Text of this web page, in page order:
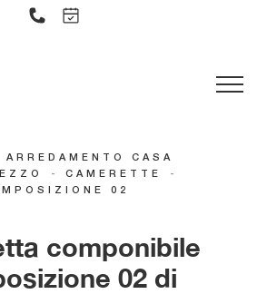
ARREDAMENTO CASA
- CAMERETTE -
02
componibile
02 di